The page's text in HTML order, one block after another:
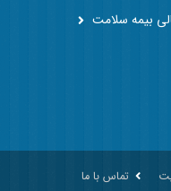
بیمه سلامت
تماس با ما